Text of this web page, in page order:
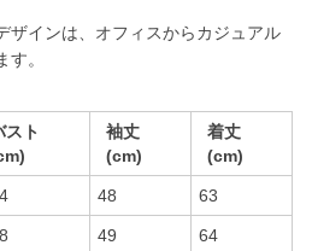
ザインは、オフィスからカジュアル
。
スト
袖丈
(cm)
着丈
(cm)
48 63
49 64